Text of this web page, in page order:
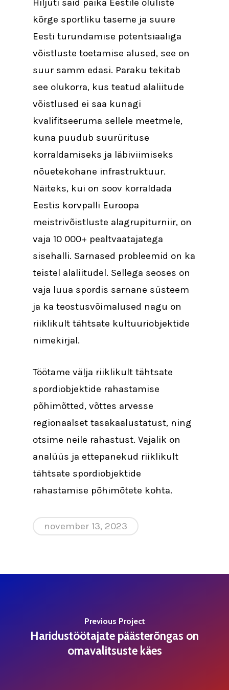
Hiljuti said paika Eestile oluliste
kõrge sportliku taseme ja suure
Eesti turundamise potentsiaaliga
võistluste toetamise alused, see on
suur samm edasi. Paraku tekitab
see olukorra, kus teatud alaliitude
võistlused ei saa kunagi
kvalifitseeruma sellele meetmele,
kuna puudub suurürituse
korraldamiseks ja läbiviimiseks
nõuetekohane infrastruktuur.
Näiteks, kui on soov korraldada
Eestis korvpalli Euroopa
meistrivõistluste alagrupiturniir, on
vaja 10 000+ pealtvaatajatega
sisehalli. Sarnased probleemid on ka
teistel alaliitudel. Sellega seoses on
vaja luua spordis sarnane süsteem
ja ka teostusvõimalused nagu on
riiklikult tähtsate kultuuriobjektide
nimekirjal.
Töötame välja riiklikult tähtsate
spordiobjektide rahastamise
põhimõtted, võttes arvesse
regionaalset tasakaalustatust, ning
otsime neile rahastust. Vajalik on
analüüs ja ettepanekud riiklikult
tähtsate spordiobjektide
rahastamise põhimõtete kohta.
november 13, 2023
Previous Project
Haridustöötajate päästerõngas on
omavalitsuste käes